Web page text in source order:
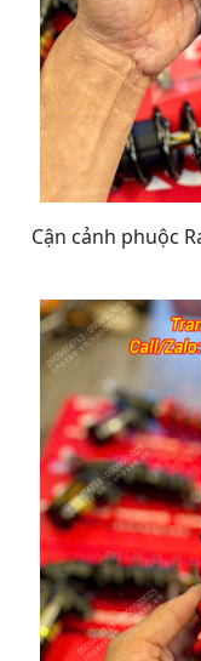
Cận cảnh phuộc